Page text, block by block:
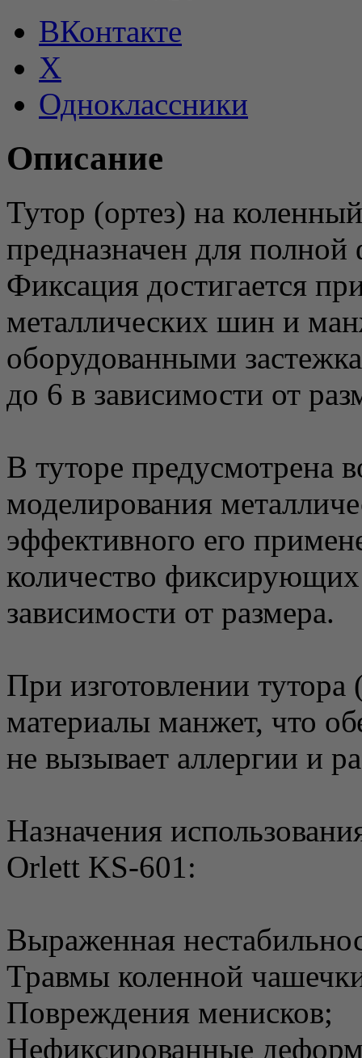
ВКонтакте
X
Одноклассники
Описание
Тутор (ортез) на
предназначен для полной
Фиксация достигается
металлических шин и
оборудованными
до 6 в зависимости от
В туторе предусмотрена
моделирования
эффективного его
количество
зависимости от размера.
При изготовлении тутора
материалы манжет, что
не вызывает аллергии и
Назначения
Orlett KS-601:
Выраженная
Травмы коленной
Повреждения менисков;
Нефиксированные